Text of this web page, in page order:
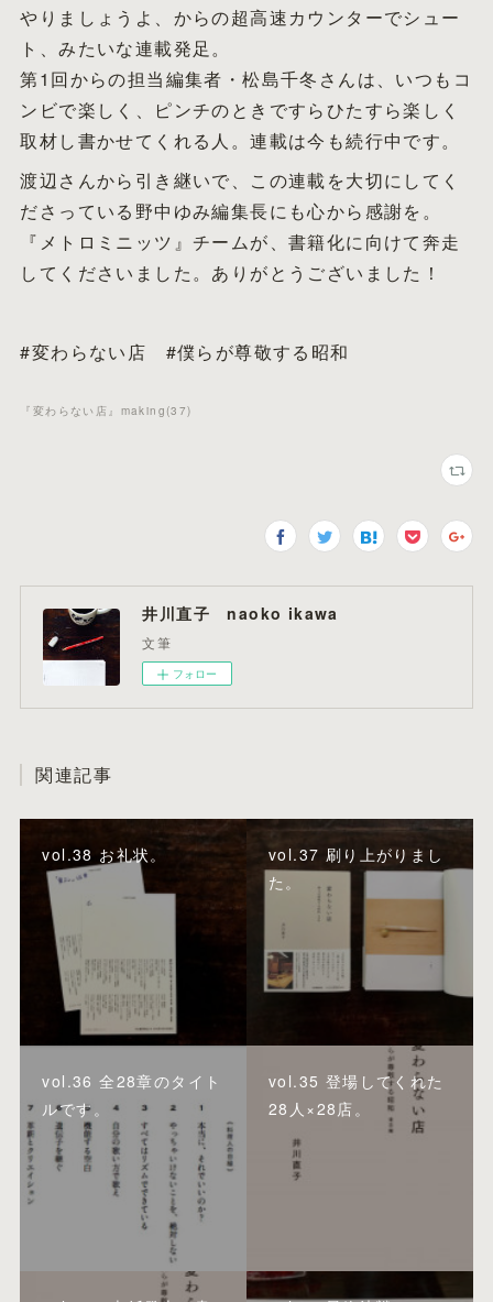
やりましょうよ、からの超高速カウンターでシュー
ト、みたいな連載発足。
第1回からの担当編集者・松島千冬さんは、いつもコ
ンビで楽しく、ピンチのときですらひたすら楽しく
取材し書かせてくれる人。連載は今も続行中です。
渡辺さんから引き継いで、この連載を大切にしてく
ださっている野中ゆみ編集長にも心から感謝を。
『メトロミニッツ』チームが、書籍化に向けて奔走
してくださいました。ありがとうございました！
#変わらない店 #僕らが尊敬する昭和
『変わらない店』making (37)
井川直子 naoko ikawa
文筆
フォロー
関連記事
vol.38 お礼状。
vol.37 刷り上がりまし
た。
vol.36 全28章のタイト
ルです。
vol.35 登場してくれた
28人×28店。